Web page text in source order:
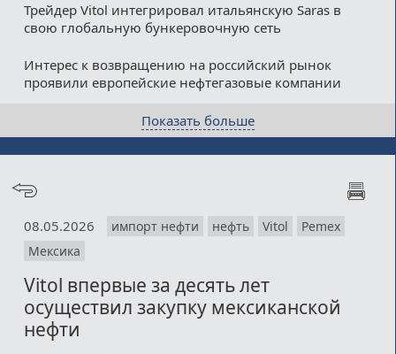
Трейдер Vitol интегрировал итальянскую Saras в
свою глобальную бункеровочную сеть
Интерес к возвращению на российский рынок
проявили европейские нефтегазовые компании
Показать больше
08.05.2026 импорт нефти нефть Vitol
Pemex
Мексика
Vitol впервые за десять лет
осуществил закупку мексиканской
нефти